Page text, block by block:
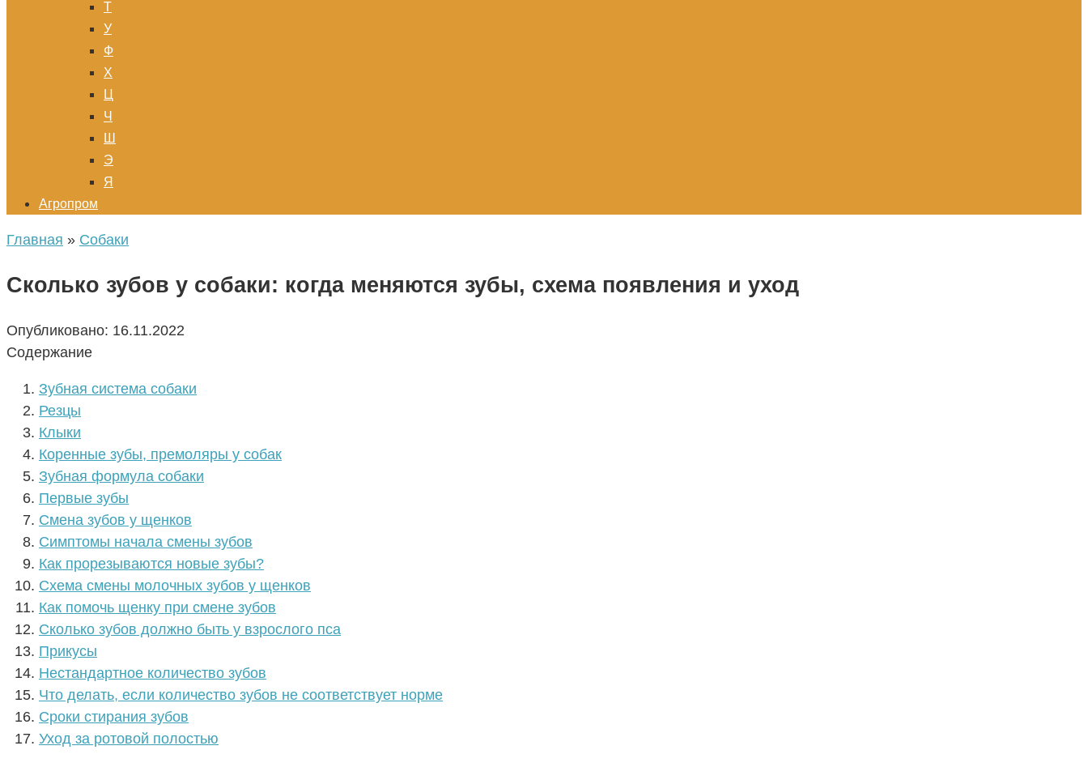
Т
У
Ф
Х
Ц
Ч
Ш
Э
Я
Агропром
Главная » Собаки
Сколько зубов у собаки: когда меняются зубы, схема появления и уход
Опубликовано: 16.11.2022
Содержание
Зубная система собаки
Резцы
Клыки
Коренные зубы, премоляры у собак
Зубная формула собаки
Первые зубы
Смена зубов у щенков
Симптомы начала смены зубов
Как прорезываются новые зубы?
Схема смены молочных зубов у щенков
Как помочь щенку при смене зубов
Сколько зубов должно быть у взрослого пса
Прикусы
Нестандартное количество зубов
Что делать, если количество зубов не соответствует норме
Сроки стирания зубов
Уход за ротовой полостью